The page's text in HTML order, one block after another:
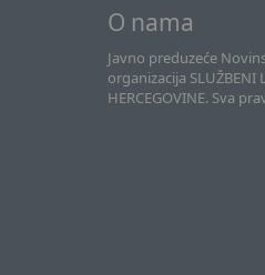
O nama
Javno preduzeće
organizacija SLUŽBENI
HERCEGOVINE. Sva